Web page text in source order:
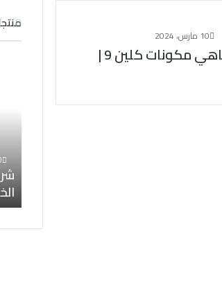
10 مارس، 2024
بالفيديو كلين 9 | ماهي مكونات كلين 9 |
م
ل
ت
ي
م
ا
ك